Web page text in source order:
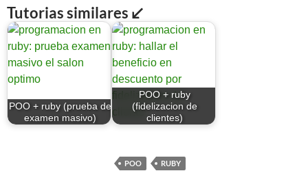
Tutorias similares ↙
POO + ruby (prueba de
examen masivo)
POO + ruby
(fidelizacion de
clientes)
POO RUBY